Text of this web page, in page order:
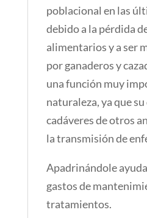
poblacional en las
debido a la pérdida
alimentarios y a ser
por ganaderos y
una función muy
naturaleza, ya que
cadáveres de otros
la transmisión de
Apadrinándole
gastos de
tratamientos.